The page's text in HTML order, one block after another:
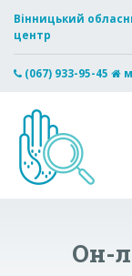
Вінницький
центр
(067) 933-95-45
Он-